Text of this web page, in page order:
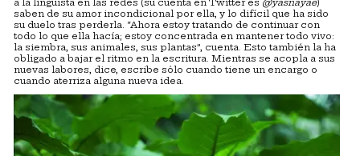
a la lingüista en las redes (su cuenta en Twitter es @yasnayae)
saben de su amor incondicional por ella, y lo difícil que ha sido
su duelo tras perderla. “Ahora estoy tratando de continuar con
todo lo que ella hacía; estoy concentrada en mantener todo vivo:
la siembra, sus animales, sus plantas”, cuenta. Esto también la ha
obligado a bajar el ritmo en la escritura. Mientras se acopla a sus
nuevas labores, dice, escribe sólo cuando tiene un encargo o
cuando aterriza alguna nueva idea.